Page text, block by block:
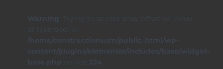
Warning: Trying to access array offset on value
of type bool in
/home/construccionusm/public_html/wp-
content/plugins/elementor/includes/base/widget-
base.php on line 224